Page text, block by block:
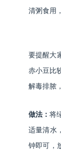
清粥食用
要提醒大
赤小豆比
解毒排脓
做法： 将
适量清水
钟即可，